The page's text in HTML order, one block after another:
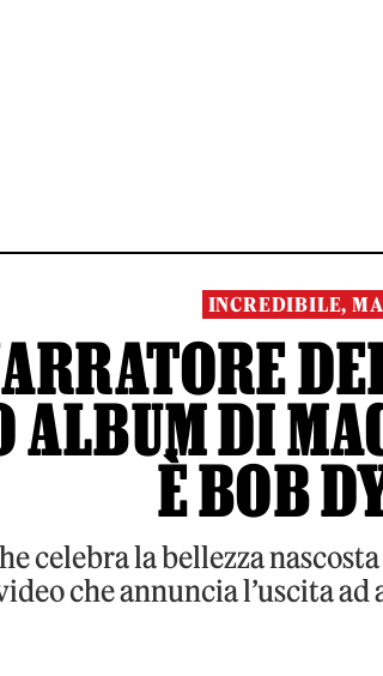
INCREDIBILE,
ALBUM DI
È BOB
celebra la bellezza
che annuncia l’uscita ad